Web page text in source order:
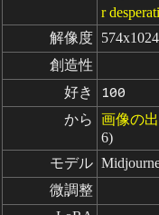
r
解像度 574x1024
創造性
好き
100
から 画像の
6)
モデル
微調整